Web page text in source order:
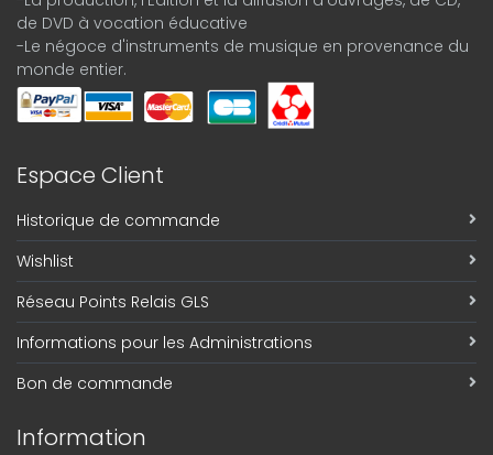
de DVD à vocation éducative
-Le négoce d'instruments de musique en provenance du
monde entier.
Espace Client
Historique de commande
Wishlist
Réseau Points Relais GLS
Informations pour les Administrations
Bon de commande
Information